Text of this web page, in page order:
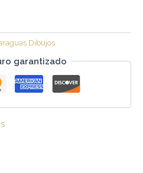
Dibujos
garantizado